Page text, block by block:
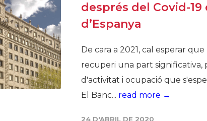
després del Covid-19
d’Espanya
De cara a 2021, cal esperar
recuperi una part
d'activitat i ocupació que
El Banc... read more →
24 D'ABRIL DE 2020